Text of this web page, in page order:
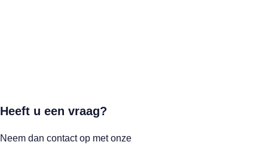
Heeft u een vraag?
Neem dan contact op met onze